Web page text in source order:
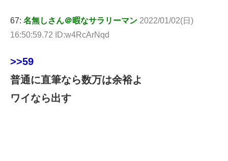
67: 名無しさん＠暇なサラリーマン 2022/01/02(日)
16:50:59.72 ID:w4RcArNqd
>>59
普通に直筆なら数万は余裕よ
ワイなら出す